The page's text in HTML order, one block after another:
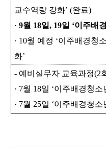
교수역량 강화’ (완료)
·9월 18일, 19일 ‘이주배
· 10월 예정 ‘이주배경청
화’
- 예비실무자 교육과정(2
· 7월 18일 ‘이주배경청소
· 7월 25일 ‘이주배경청소